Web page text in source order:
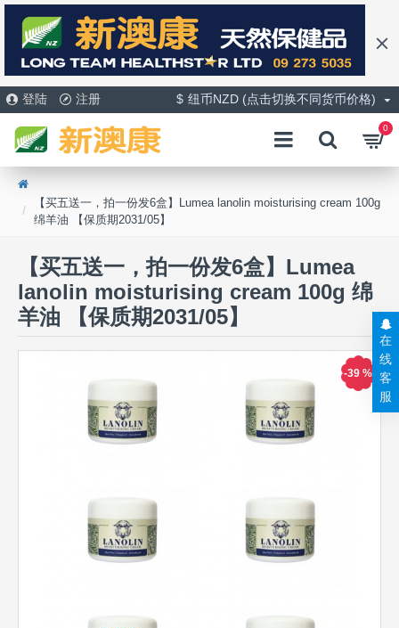
登陆 注册 $ 纽币NZD (点击切换不同货币价格)
0
【买五送一，拍一份发6盒】Lumea lanolin moisturising cream 100g
绵羊油 【保质期2031/05】
【买五送一，拍一份发6盒】Lumea
lanolin moisturising cream 100g 绵
羊油 【保质期2031/05】
-39 %
在
线
客
服